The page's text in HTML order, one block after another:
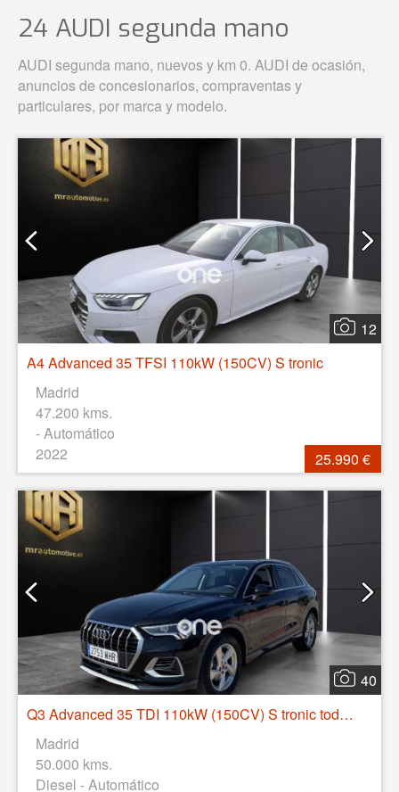
24 AUDI segunda mano
AUDI segunda mano, nuevos y km 0. AUDI de ocasión,
anuncios de concesionarios, compraventas y
particulares, por marca y modelo.
12
A4 Advanced 35 TFSI 110kW (150CV) S tronic
Madrid
47.200 kms.
- Automático
2022
25.990 €
40
Q3 Advanced 35 TDI 110kW (150CV) S tronic todoterreno 110KW (150CV) 5P manual
Madrid
50.000 kms.
Diesel - Automático